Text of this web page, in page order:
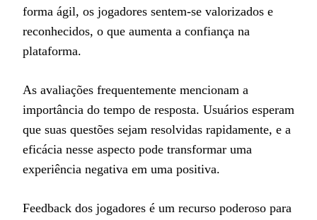
forma ágil, os jogadores sentem-se valorizados e
reconhecidos, o que aumenta a confiança na
plataforma.
As avaliações frequentemente mencionam a
importância do tempo de resposta. Usuários esperam
que suas questões sejam resolvidas rapidamente, e a
eficácia nesse aspecto pode transformar uma
experiência negativa em uma positiva.
Feedback dos jogadores é um recurso poderoso para